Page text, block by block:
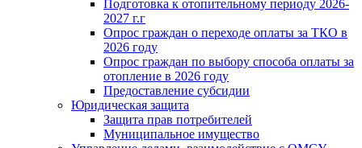
Подготовка к отопительному периоду 2026-
2027 г.г
Опрос граждан о переходе оплаты за ТКО в
2026 году
Опрос граждан по выбору способа оплаты за
отопление в 2026 году
Предоставление субсидии
Юридическая защита
Защита прав потребителей
Муниципальное имущество